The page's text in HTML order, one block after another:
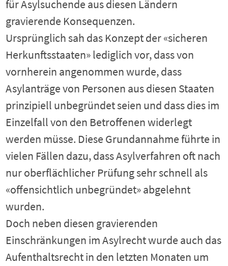
für Asylsuchende aus diesen Ländern
gravierende Konsequenzen.
Ursprünglich sah das Konzept der «sicheren
Herkunftsstaaten» lediglich vor, dass von
vornherein angenommen wurde, dass
Asylanträge von Personen aus diesen Staaten
prinzipiell unbegründet seien und dass dies im
Einzelfall von den Betroffenen widerlegt
werden müsse. Diese Grundannahme führte in
vielen Fällen dazu, dass Asylverfahren oft nach
nur oberflächlicher Prüfung sehr schnell als
«offensichtlich unbegründet» abgelehnt
wurden.
Doch neben diesen gravierenden
Einschränkungen im Asylrecht wurde auch das
Aufenthaltsrecht in den letzten Monaten um